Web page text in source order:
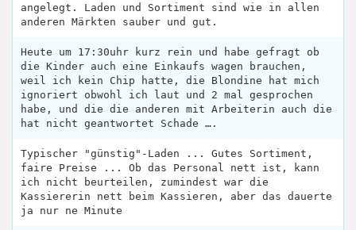
angelegt. Laden und Sortiment sind wie in allen
anderen Märkten sauber und gut.
Heute um 17:30uhr kurz rein und habe gefragt ob
die Kinder auch eine Einkaufs wagen brauchen,
weil ich kein Chip hatte, die Blondine hat mich
ignoriert obwohl ich laut und 2 mal gesprochen
habe, und die die anderen mit Arbeiterin auch die
hat nicht geantwortet Schade ….
Typischer "günstig"-Laden ... Gutes Sortiment,
faire Preise ... Ob das Personal nett ist, kann
ich nicht beurteilen, zumindest war die
Kassiererin nett beim Kassieren, aber das dauerte
ja nur ne Minute